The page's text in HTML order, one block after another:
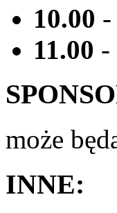
10.00 -
11.00 -
może
INNE: